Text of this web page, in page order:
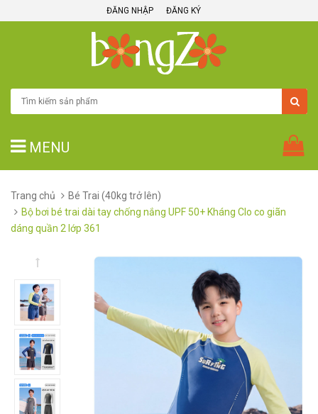
ĐĂNG NHẬP ĐĂNG KÝ
MENU
Trang chủ
Bé Trai (40kg trở lên)
Bộ bơi bé trai dài tay chống nắng UPF 50+ Kháng Clo co giãn
dáng quần 2 lớp 361